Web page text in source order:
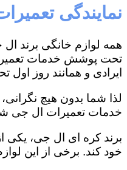
نمایندگی
همه لوازم خانگی برند
تحت پوشش خدمات
ایرادی و همانند روز
لذا شما بدون هیچ
خدمات تعمیرات ال جی
برند کره ای ال جی، یکی
خود کند. برخی از این